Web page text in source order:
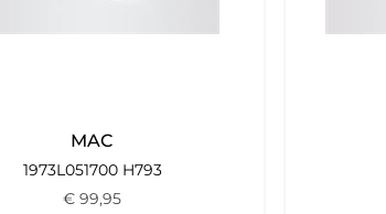
MAC
1973L051700 H793
€99,95